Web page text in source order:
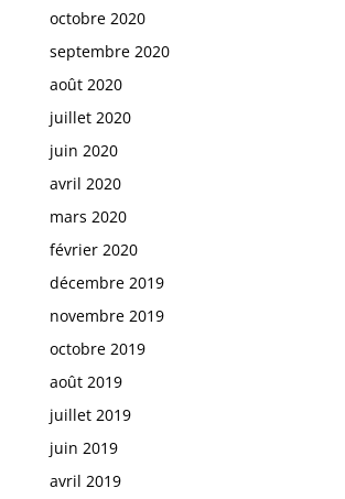
octobre 2020
septembre 2020
août 2020
juillet 2020
juin 2020
avril 2020
mars 2020
février 2020
décembre 2019
novembre 2019
octobre 2019
août 2019
juillet 2019
juin 2019
avril 2019